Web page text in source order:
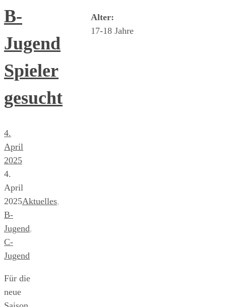
B-
Jugend
Spieler
gesucht
4.
April
2025
4.
April
2025Aktuelles,
B-
Jugend,
C-
Jugend
Für die
neue
Alter:
17-18 Jahre